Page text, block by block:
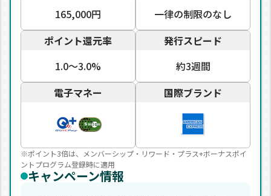
165,000円
一律の制限のなし
ポイント還元率
1.0〜3.0%
発行スピード
約3週間
電子マネー
国際ブランド
※ポイント3倍は、メンバーシップ・リワード・プラス+ボーナスポイ
ントプログラム登録時に適用
キャンペーン情報